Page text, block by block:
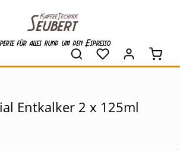
für alles rund um den Espresso
Entkalker 2 x 125ml